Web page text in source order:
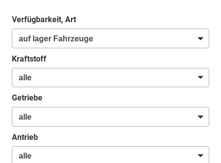
Verfügbarkeit, Art
Kraftstoff
Getriebe
Antrieb